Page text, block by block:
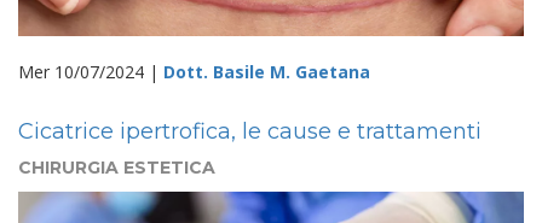
Mer 10/07/2024 | Dott. Basile M. Gaetana
Cicatrice ipertrofica, le cause e trattamenti
CHIRURGIA ESTETICA